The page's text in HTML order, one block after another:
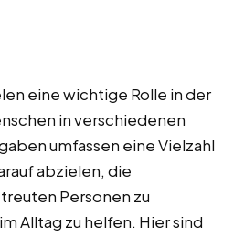
eine wichtige Rolle in der
in verschiedenen
umfassen eine Vielzahl
abzielen, die
Personen zu
Alltag zu helfen. Hier sind